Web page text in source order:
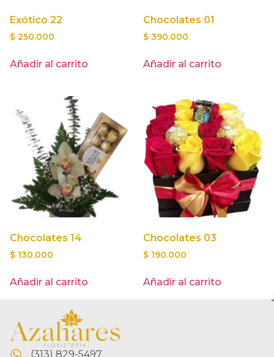
Exótico 22
$ 250.000
Añadir al carrito
Chocolates 01
$ 390.000
Añadir al carrito
Chocolates 14
$ 130.000
Añadir al carrito
Chocolates 03
$ 190.000
Añadir al carrito
(313) 829-5497